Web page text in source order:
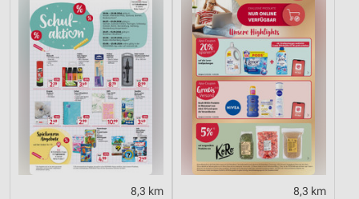
8,3 km 8,3 km